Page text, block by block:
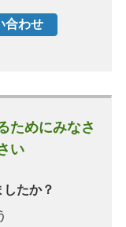
ためにみなさ
い
たか？